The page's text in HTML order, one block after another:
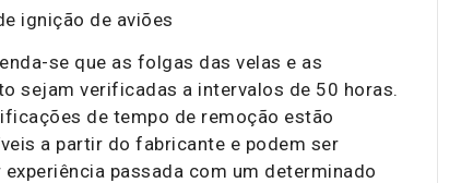
ignição de aviões
se que as folgas das velas e as
sejam verificadas a intervalos de 50 horas.
de tempo de remoção estão
a partir do fabricante e podem ser
passada com um determinado